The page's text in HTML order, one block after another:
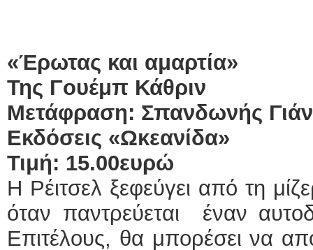
«Έρωτας και αμαρτία»
Της Γουέμπ Κάθριν
Μετάφραση: Σπανδωνής
Εκδόσεις «Ωκεανίδα»
Τιμή: 15.00ευρώ
Η Ρέιτσελ ξεφεύγει από τη
όταν παντρεύεται έναν
Επιτέλους, θα μπορέσει να